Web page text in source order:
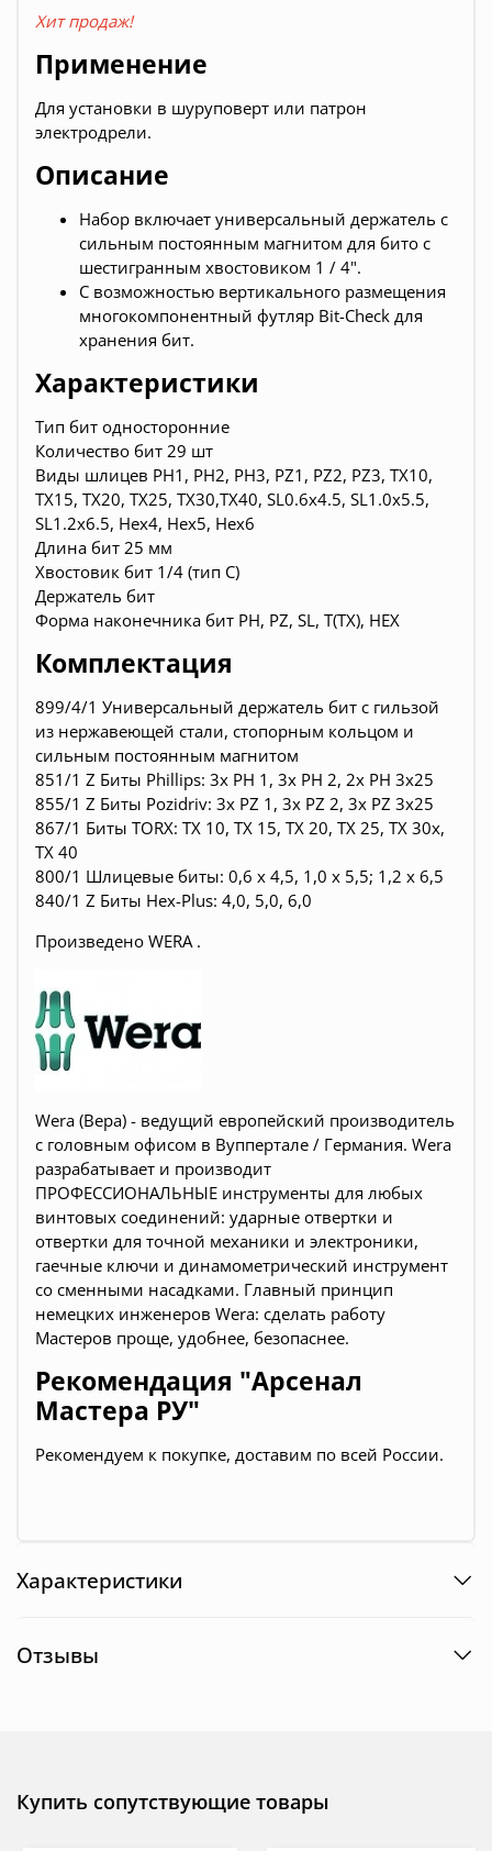
Хит продаж!
Применение
Для установки в шуруповерт или патрон
электродрели.
Описание
Набор включает универсальный держатель с
сильным постоянным магнитом для бито с
шестигранным хвостовиком 1 / 4".
С возможностью вертикального размещения
многокомпонентный футляр Bit-Check для
хранения бит.
Характеристики
Тип бит односторонние
Количество бит 29 шт
Виды шлицев PH1, PH2, PH3, PZ1, PZ2, PZ3, TX10,
TX15, TX20, TX25, TX30,TX40, SL0.6x4.5, SL1.0x5.5,
SL1.2x6.5, Hex4, Hex5, Hex6
Длина бит 25 мм
Хвостовик бит 1/4 (тип С)
Держатель бит
Форма наконечника бит PH, PZ, SL, T(TX), HEX
Комплектация
899/4/1 Универсальный держатель бит с гильзой
из нержавеющей стали, стопорным кольцом и
сильным постоянным магнитом
851/1 Z Биты Phillips: 3x PH 1, 3x PH 2, 2x PH 3x25
855/1 Z Биты Pozidriv: 3x PZ 1, 3x PZ 2, 3x PZ 3x25
867/1 Биты TORX: TX 10, TX 15, TX 20, TX 25, TX 30x,
TX 40
800/1 Шлицевые биты: 0,6 x 4,5, 1,0 x 5,5; 1,2 x 6,5
840/1 Z Биты Hex-Plus: 4,0, 5,0, 6,0
Произведено WERA .
Wera (Вера) - ведущий европейский производитель
с головным офисом в Вуппертале / Германия. Wera
разрабатывает и производит
ПРОФЕССИОНАЛЬНЫЕ инструменты для любых
винтовых соединений: ударные отвертки и
отвертки для точной механики и электроники,
гаечные ключи и динамометрический инструмент
со сменными насадками. Главный принцип
немецких инженеров Wera: сделать работу
Мастеров проще, удобнее, безопаснее.
Рекомендация "Арсенал
Мастера РУ"
Рекомендуем к покупке, доставим по всей России.
Характеристики
Отзывы
Купить сопутствующие товары